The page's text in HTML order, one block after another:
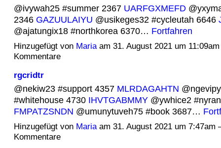
@ivywah25 #summer 2367 UARFGXMEFD
2346 GAZUULAIYU @usikeges32 #cycleutah 6646
@ajatungix18 #northkorea 6370… Fortfahren
Hinzugefügt von Mariaam 31. August 2021 um
Kommentare
rgcridtr
@nekiw23 #support 4357 MLRDAGAHTN
#whitehouse 4730 IHVTGABMMY@ywhice2
FMPATZSNDN @umunytuveh75 #book 3687…
Hinzugefügt von Mariaam 31. August 2021 um 7:47am
Kommentare